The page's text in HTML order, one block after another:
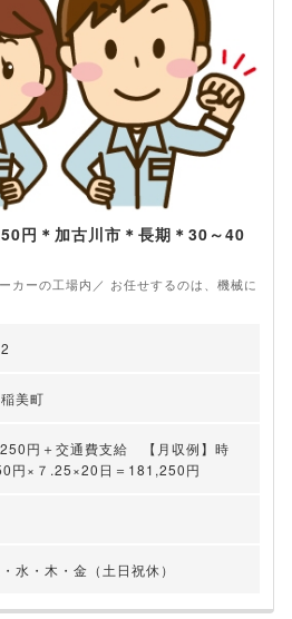
円＊加古川市＊長期＊30～40
カーの工場内／ お任せするのは、機械に
美町
円＋交通費支給 【月収例】時
円×７.25×20日＝181,250円
水・木・金（土日祝休）